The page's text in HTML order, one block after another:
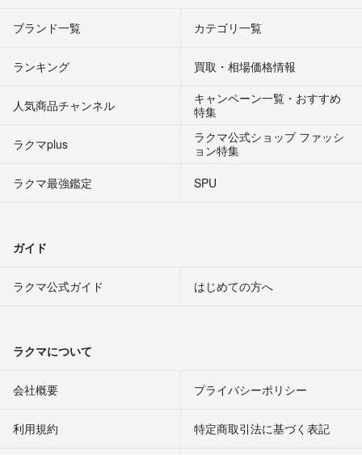
ブランド一覧 カテゴリ一覧
ランキング 買取・相場価格情報
人気商品チャンネル
キャンペーン一覧・おすすめ
特集
ラクマplus
ラクマ公式ショップ ファッシ
ョン特集
ラクマ最強鑑定
SPU
ガイド
ラクマ公式ガイド はじめての方へ
ラクマについて
会社概要 プライバシーポリシー
利用規約 特定商取引法に基づく表記